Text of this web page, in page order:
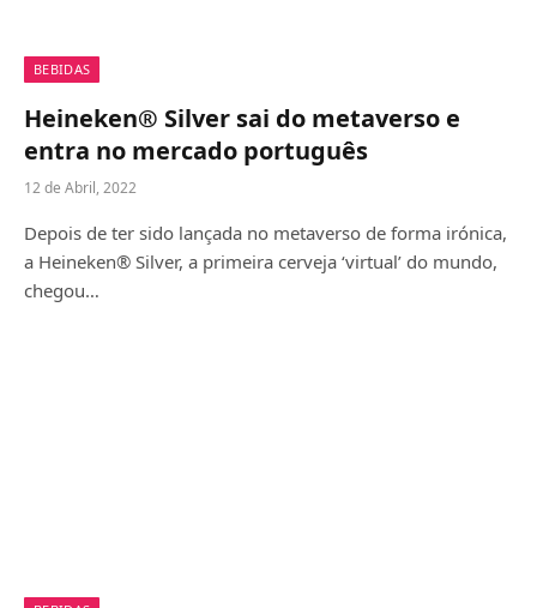
BEBIDAS
Heineken® Silver sai do metaverso e
entra no mercado português
12 de Abril, 2022
Depois de ter sido lançada no metaverso de forma irónica,
a Heineken® Silver, a primeira cerveja ‘virtual’ do mundo,
chegou…